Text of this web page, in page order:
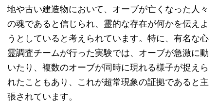
地や古い建造物において、オーブが亡くなった人々
の魂であると信じられ、霊的な存在が何かを伝えよ
うとしていると考えられています。特に、有名な心
霊調査チームが行った実験では、オーブが急激に動
いたり、複数のオーブが同時に現れる様子が捉えら
れたこともあり、これが超常現象の証拠であると主
張されています。